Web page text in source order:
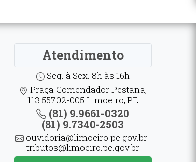
Atendimento
Seg. à Sex. 8h às 16h
Praça Comendador Pestana,
113 55702-005 Limoeiro, PE
(81) 9.9661-0320
(81) 9.7340-2503
ouvidoria@limoeiro.pe.gov.br |
tributos@limoeiro.pe.gov.br